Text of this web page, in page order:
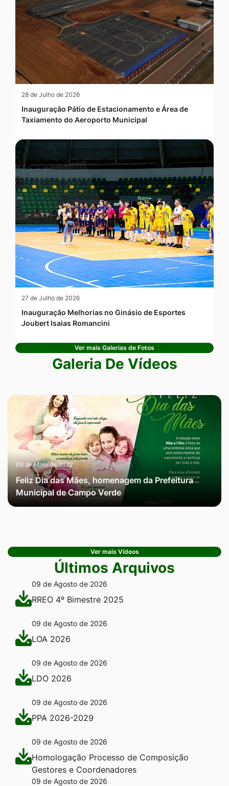
28 de Julho de 2026
Inauguração Pátio de Estacionamento e Área de
Taxiamento do Aeroporto Municipal
27 de Julho de 2026
Inauguração Melhorias no Ginásio de Esportes
Joubert Isaias Romancini
Ver mais Galerias de Fotos
Galeria De Vídeos
08 de Maio de 2022
Feliz Dia das Mães, homenagem da Prefeitura
Municipal de Campo Verde
Ver mais Vídeos
Últimos Arquivos
09 de Agosto de 2026
RREO 4º Bimestre 2025
09 de Agosto de 2026
LOA 2026
09 de Agosto de 2026
LDO 2026
09 de Agosto de 2026
PPA 2026-2029
09 de Agosto de 2026
Homologação Processo de Composição
Gestores e Coordenadores
09 de Agosto de 2026